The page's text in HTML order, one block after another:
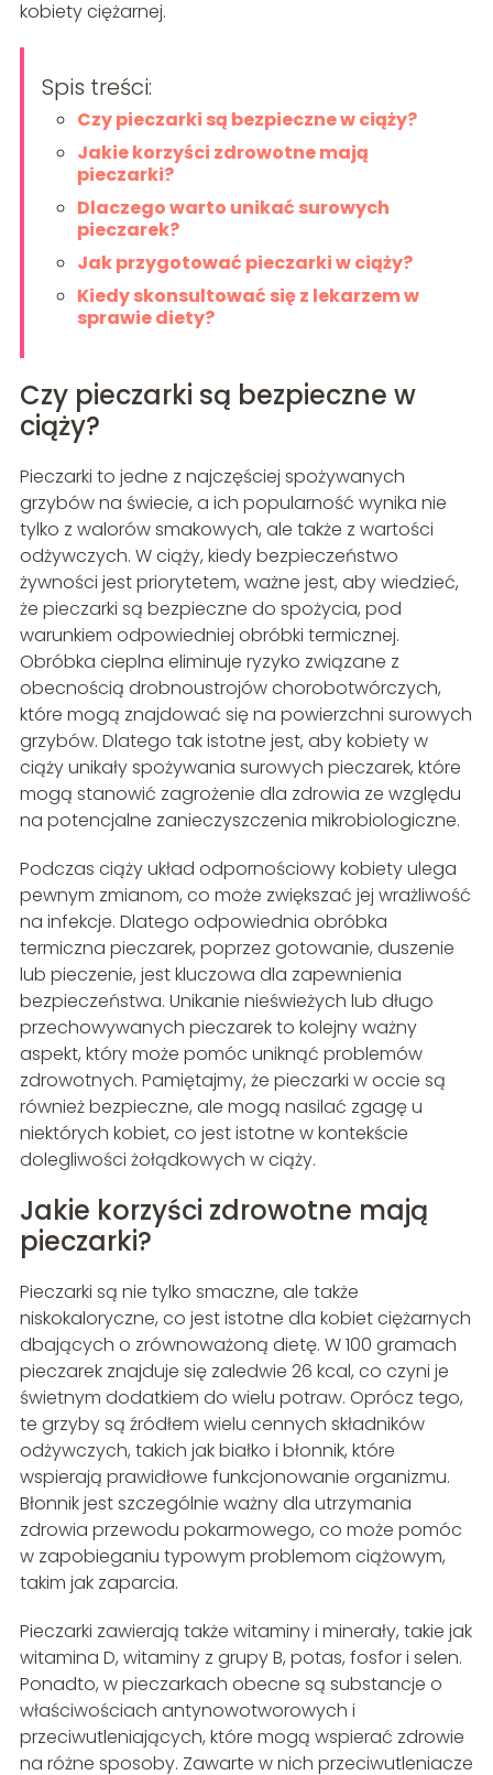
kobiety ciężarnej.
Spis treści:
Czy pieczarki są bezpieczne w ciąży?
Jakie korzyści zdrowotne mają
pieczarki?
Dlaczego warto unikać surowych
pieczarek?
Jak przygotować pieczarki w ciąży?
Kiedy skonsultować się z lekarzem w
sprawie diety?
Czy pieczarki są bezpieczne w
ciąży?
Pieczarki to jedne z najczęściej spożywanych
grzybów na świecie, a ich popularność wynika nie
tylko z walorów smakowych, ale także z wartości
odżywczych. W ciąży, kiedy bezpieczeństwo
żywności jest priorytetem, ważne jest, aby wiedzieć,
że pieczarki są bezpieczne do spożycia, pod
warunkiem odpowiedniej obróbki termicznej.
Obróbka cieplna eliminuje ryzyko związane z
obecnością drobnoustrojów chorobotwórczych,
które mogą znajdować się na powierzchni surowych
grzybów. Dlatego tak istotne jest, aby kobiety w
ciąży unikały spożywania surowych pieczarek, które
mogą stanowić zagrożenie dla zdrowia ze względu
na potencjalne zanieczyszczenia mikrobiologiczne.
Podczas ciąży układ odpornościowy kobiety ulega
pewnym zmianom, co może zwiększać jej wrażliwość
na infekcje. Dlatego odpowiednia obróbka
termiczna pieczarek, poprzez gotowanie, duszenie
lub pieczenie, jest kluczowa dla zapewnienia
bezpieczeństwa. Unikanie nieświeżych lub długo
przechowywanych pieczarek to kolejny ważny
aspekt, który może pomóc uniknąć problemów
zdrowotnych. Pamiętajmy, że pieczarki w occie są
również bezpieczne, ale mogą nasilać zgagę u
niektórych kobiet, co jest istotne w kontekście
dolegliwości żołądkowych w ciąży.
Jakie korzyści zdrowotne mają
pieczarki?
Pieczarki są nie tylko smaczne, ale także
niskokaloryczne, co jest istotne dla kobiet ciężarnych
dbających o zrównoważoną dietę. W 100 gramach
pieczarek znajduje się zaledwie 26 kcal, co czyni je
świetnym dodatkiem do wielu potraw. Oprócz tego,
te grzyby są źródłem wielu cennych składników
odżywczych, takich jak białko i błonnik, które
wspierają prawidłowe funkcjonowanie organizmu.
Błonnik jest szczególnie ważny dla utrzymania
zdrowia przewodu pokarmowego, co może pomóc
w zapobieganiu typowym problemom ciążowym,
takim jak zaparcia.
Pieczarki zawierają także witaminy i minerały, takie jak
witamina D, witaminy z grupy B, potas, fosfor i selen.
Ponadto, w pieczarkach obecne są substancje o
właściwościach antynowotworowych i
przeciwutleniających, które mogą wspierać zdrowie
na różne sposoby. Zawarte w nich przeciwutleniacze